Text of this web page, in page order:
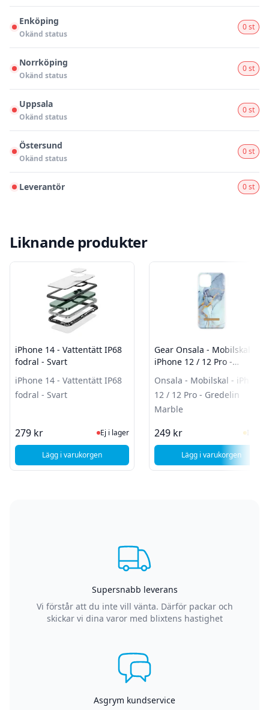
Enköping
Okänd status
0 st
Norrköping
Okänd status
0 st
Uppsala
Okänd status
0 st
Östersund
Okänd status
0 st
Leverantör 0 st
Liknande produkter
iPhone 14 - Vattentätt IP68
fodral - Svart
iPhone 14 - Vattentätt IP68
fodral - Svart
279 kr Ej i lager, besök produktsidan för
Ej i lager
Lägg i varukorgen, iPhone 14 - Vattentätt IP68 fodral - Svart
Gear Onsala - Mobilskal -
iPhone 12 / 12 Pro -
Onsala - Mobilskal - iPhone
12 / 12 Pro - Gredelin
Marble
249 kr I
Lägg i varukorgen
Supersnabb leverans
Vi förstår att du inte vill vänta. Därför packar och
skickar vi dina varor med blixtens hastighet
Asgrym kundservice